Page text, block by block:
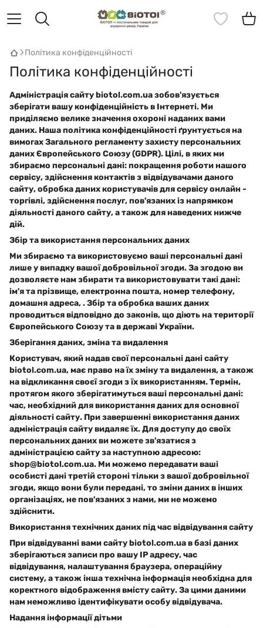
Політика конфіденційності
Політика конфіденційності
Адміністрація сайту biotol.com.ua зобов'язується
зберігати вашу конфіденційність в Інтернеті. Ми
приділяємо велике значення охороні наданих вами
даних. Наша політика конфіденційності ґрунтується на
вимогах Загального регламенту захисту персональних
даних Європейського Союзу (GDPR). Цілі, в яких ми
збираємо персональні дані: покращення роботи нашого
сервісу, здійснення контактів з відвідувачами даного
сайту, обробка даних користувачів для сервісу онлайн -
торгівлі, здійснення послуг, пов'язаних із напрямком
діяльності даного сайту, а також для наведених нижче
дій.
Збір та використання персональних даних
Ми збираємо та використовуємо ваші персональні дані
лише у випадку вашої добровільної згоди. За згодою ви
дозволяєте нам збирати та використовувати такі дані:
ім'я та прізвище, електронна пошта, номер телефону,
домашня адреса, . Збір та обробка ваших даних
проводиться відповідно до законів, що діють на території
Європейського Союзу та в державі України.
Зберігання даних, зміна та видалення
Користувач, який надав свої персональні дані сайту
biotol.com.ua, має право на їх зміну та видалення, а також
на відкликання своєї згоди з їх використанням. Термін,
протягом якого зберігатимуться ваші персональні дані:
час, необхідний для використання даних для основної
діяльності сайту. При завершенні використання даних
адміністрація сайту видаляє їх. Для доступу до своїх
персональних даних ви можете зв'язатися з
адміністрацією сайту за наступною адресою:
shop@biotol.com.ua. Ми можемо передавати ваші
особисті дані третій стороні тільки з вашої добровільної
згоди, якщо вони були передані, то зміни даних в інших
організаціях, не пов'язаних з нами, ми не можемо
здійснити.
Використання технічних даних під час відвідування сайту
При відвідуванні вами сайту biotol.com.ua в базі даних
зберігаються записи про вашу IP адресу, час
відвідування, налаштування браузера, операційну
систему, а також інша технічна інформація необхідна для
коректного відображення вмісту сайту. За цими даними
нам неможливо ідентифікувати особу відвідувача.
Надання інформації дітьми